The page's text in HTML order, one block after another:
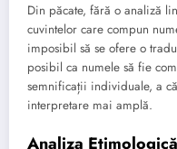
Din păcate, fără o analiză
cuvintelor care compun
imposibil să se ofere o
posibil ca numele să fie
semnificații individuale, a
interpretare mai amplă.
Analiza